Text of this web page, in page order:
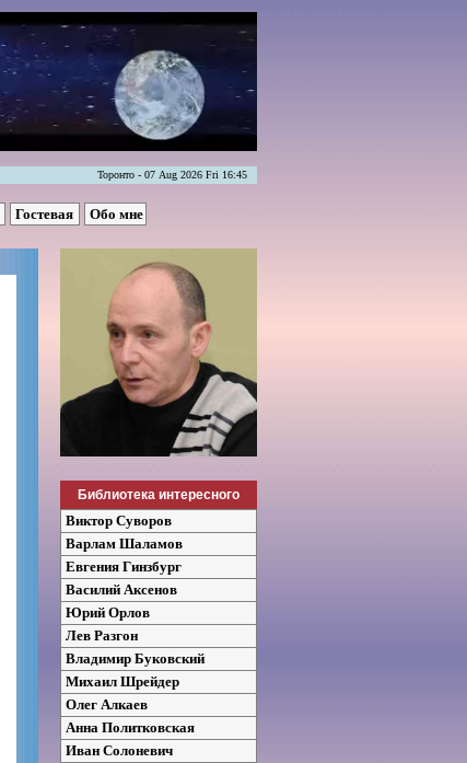
Торонто - 07 Aug 2026 Fri 16:45
Гостевая Обо мне
Библиотека интересного
Виктор Суворов
Варлам Шаламов
Евгения Гинзбург
Василий Аксенов
Юрий Орлов
Лев Разгон
Владимир Буковский
Михаил Шрейдер
Олег Алкаев
Анна Политковская
Иван Солоневич